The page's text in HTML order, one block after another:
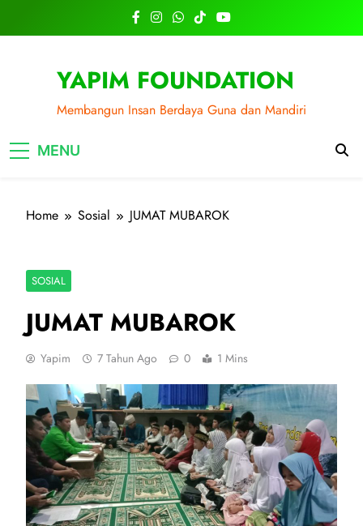
YAPIM FOUNDATION
Membangun Insan Berdaya Guna dan Mandiri
MENU
Home Sosial JUMAT MUBAROK
SOSIAL
JUMAT MUBAROK
Yapim 7 Tahun Ago 0 1 Mins